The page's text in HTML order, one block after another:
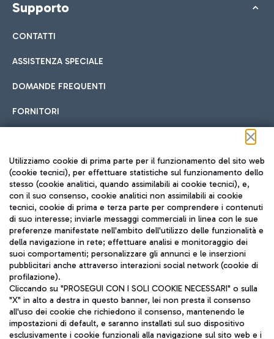
Supporto
CONTATTI
ASSISTENZA SPECIALE
DOMANDE FREQUENTI
FORNITORI
Seguici sui social
TRAVEL JOURNAL
ITA
Utilizziamo cookie di prima parte per il funzionamento del sito web
(cookie tecnici), per effettuare statistiche sul funzionamento dello
stesso (cookie analitici, quando assimilabili ai cookie tecnici), e,
con il suo consenso, cookie analitici non assimilabili ai cookie
tecnici, cookie di prima e terza parte per comprendere i contenuti
di suo interesse; inviarle messaggi commerciali in linea con le sue
preferenze manifestate nell'ambito dell'utilizzo delle funzionalità e
della navigazione in rete; effettuare analisi e monitoraggio dei
suoi comportamenti; personalizzare gli annunci e le inserzioni
pubblicitari anche attraverso interazioni social network (cookie di
profilazione).
Cliccando su "PROSEGUI CON I SOLI COOKIE NECESSARI" o sulla
"X" in alto a destra in questo banner, lei non presta il consenso
all'uso dei cookie che richiedono il consenso, mantenendo le
impostazioni di default, e saranno installati sul suo dispositivo
esclusivamente i cookie funzionali alla navigazione sul sito web e i